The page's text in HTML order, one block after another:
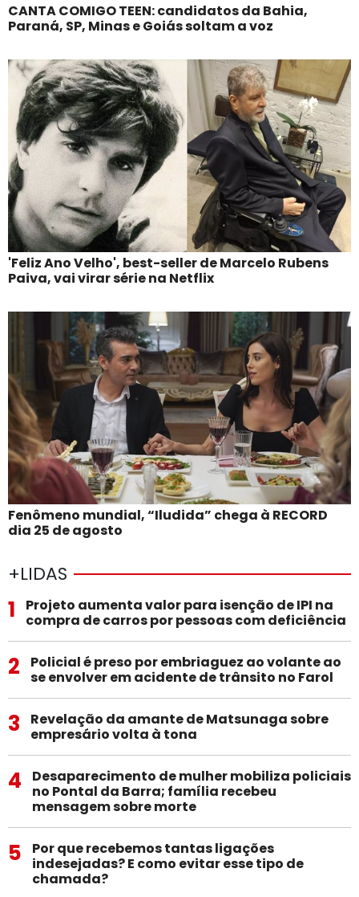
CANTA COMIGO TEEN: candidatos da Bahia,
Paraná, SP, Minas e Goiás soltam a voz
'Feliz Ano Velho', best-seller de Marcelo Rubens
Paiva, vai virar série na Netflix
Fenômeno mundial, “Iludida” chega à RECORD
dia 25 de agosto
+LIDAS
1
Projeto aumenta valor para isenção de IPI na
compra de carros por pessoas com deficiência
2
Policial é preso por embriaguez ao volante ao
se envolver em acidente de trânsito no Farol
3
Revelação da amante de Matsunaga sobre
empresário volta à tona
4
Desaparecimento de mulher mobiliza policiais
no Pontal da Barra; família recebeu
mensagem sobre morte
5
Por que recebemos tantas ligações
indesejadas? E como evitar esse tipo de
chamada?